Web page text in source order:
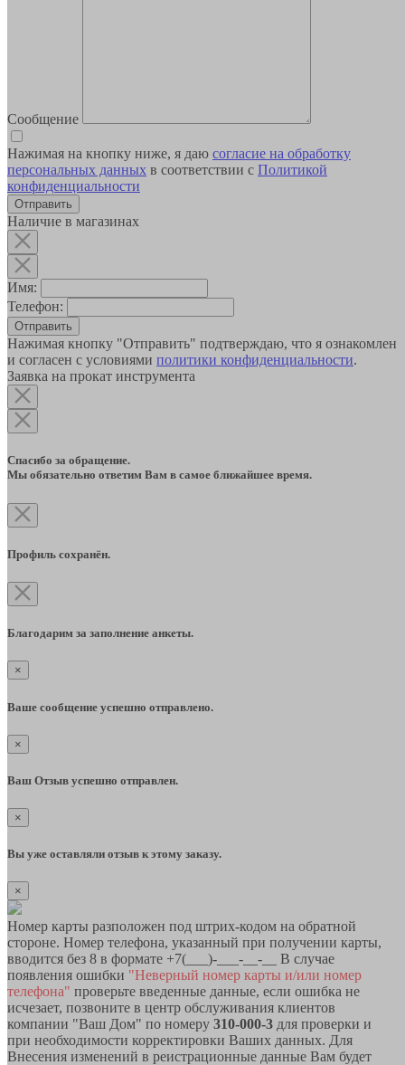
Сообщение
Нажимая на кнопку ниже, я даю согласие на обработку
персональных данных в соответствии с Политикой
конфиденциальности
Наличие в магазинах
Имя:
Телефон:
Отправить
Нажимая кнопку "Отправить" подтверждаю, что я ознакомлен
и согласен с условиями политики конфиденциальности.
Заявка на прокат инструмента
Спасибо за обращение.
Мы обязательно ответим Вам в самое ближайшее время.
Профиль сохранён.
Благодарим за заполнение анкеты.
×
Ваше сообщение успешно отправлено.
×
Ваш Отзыв успешно отправлен.
×
Вы уже оставляли отзыв к этому заказу.
×
Номер карты разположен под штрих-кодом на обратной
стороне. Номер телефона, указанный при получении карты,
вводится без 8 в формате +7(___)-___-__-__ В случае
появления ошибки "Неверный номер карты и/или номер
телефона" проверьте введенные данные, если ошибка не
исчезает, позвоните в центр обслуживания клиентов
компании "Ваш Дом" по номеру 310-000-3 для проверки и
при необходимости корректировки Ваших данных. Для
Внесения изменений в реистрационные данные Вам будет